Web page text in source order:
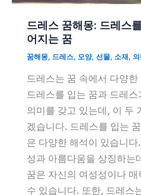
드레스 꿈해몽: 드레스
어지는 꿈
꿈해몽, 드레스, 모양, 선물, 소재 , 의
드레스는 꿈 속에서 다양
드레스를 입는 꿈과 드레
의미를 갖고 있는데, 이 두
겠습니다. 드레스를 입는
은 다양한 해석이 있습니
성과 아름다움을 상징하는
꿈은 자신의 여성성이나
수 있습니다. 또한, 드레스